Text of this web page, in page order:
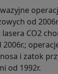
od
CO2
i zatok
od 1992r.